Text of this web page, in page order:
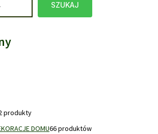
SZUKAJ
produkty
DOMU66 produktów